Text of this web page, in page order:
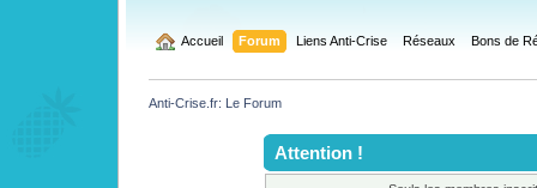
Accueil Forum Liens Anti-Crise Réseaux Bons de
Anti-Crise.fr: Le Forum
Attention !